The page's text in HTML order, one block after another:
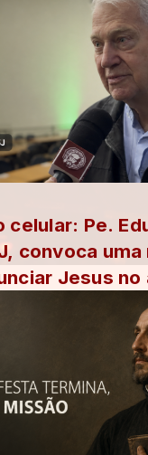
celular: Pe.
convoca uma
Jesus no